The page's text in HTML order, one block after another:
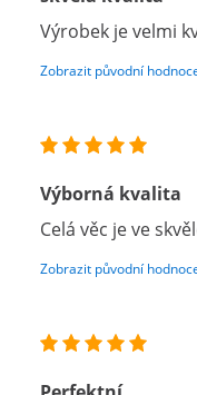
Výrobek je velmi
Zobrazit původní
Výborná kvalita
Celá věc je ve
Zobrazit původní